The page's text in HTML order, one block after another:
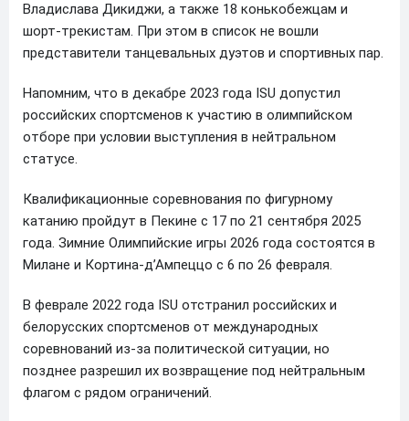
Владислава Дикиджи, а также 18 конькобежцам и
шорт-трекистам. При этом в список не вошли
представители танцевальных дуэтов и спортивных пар.
Напомним, что в декабре 2023 года ISU допустил
российских спортсменов к участию в олимпийском
отборе при условии выступления в нейтральном
статусе.
Квалификационные соревнования по фигурному
катанию пройдут в Пекине с 17 по 21 сентября 2025
года. Зимние Олимпийские игры 2026 года состоятся в
Милане и Кортина-д’Ампеццо с 6 по 26 февраля.
В феврале 2022 года ISU отстранил российских и
белорусских спортсменов от международных
соревнований из-за политической ситуации, но
позднее разрешил их возвращение под нейтральным
флагом с рядом ограничений.